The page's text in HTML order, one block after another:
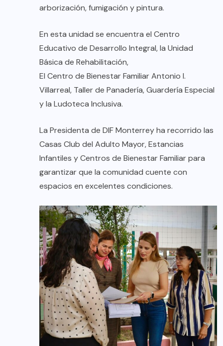
arborización, fumigación y pintura.
En esta unidad se encuentra el Centro
Educativo de Desarrollo Integral, la Unidad
Básica de Rehabilitación,
El Centro de Bienestar Familiar Antonio I.
Villarreal, Taller de Panadería, Guardería Especial
y la Ludoteca Inclusiva.
La Presidenta de DIF Monterrey ha recorrido las
Casas Club del Adulto Mayor, Estancias
Infantiles y Centros de Bienestar Familiar para
garantizar que la comunidad cuente con
espacios en excelentes condiciones.